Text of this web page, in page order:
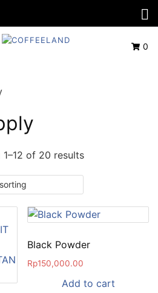
0
1–12 of 20 results
Black Powder
Rp150,000.00
Add to cart